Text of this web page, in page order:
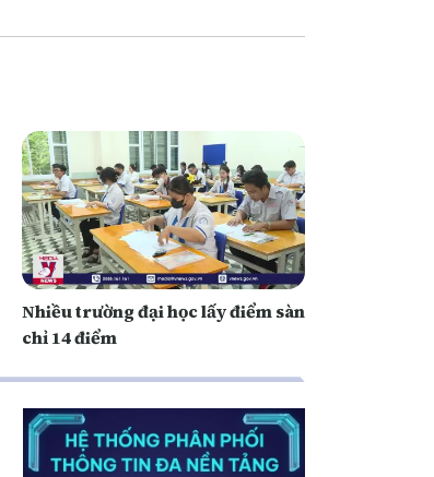
Nhiều trường đại học lấy điểm sàn
chỉ 14 điểm